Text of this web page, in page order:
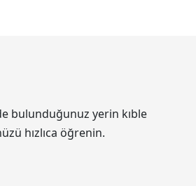
bulunduğunuz yerin kıble
hızlıca öğrenin.